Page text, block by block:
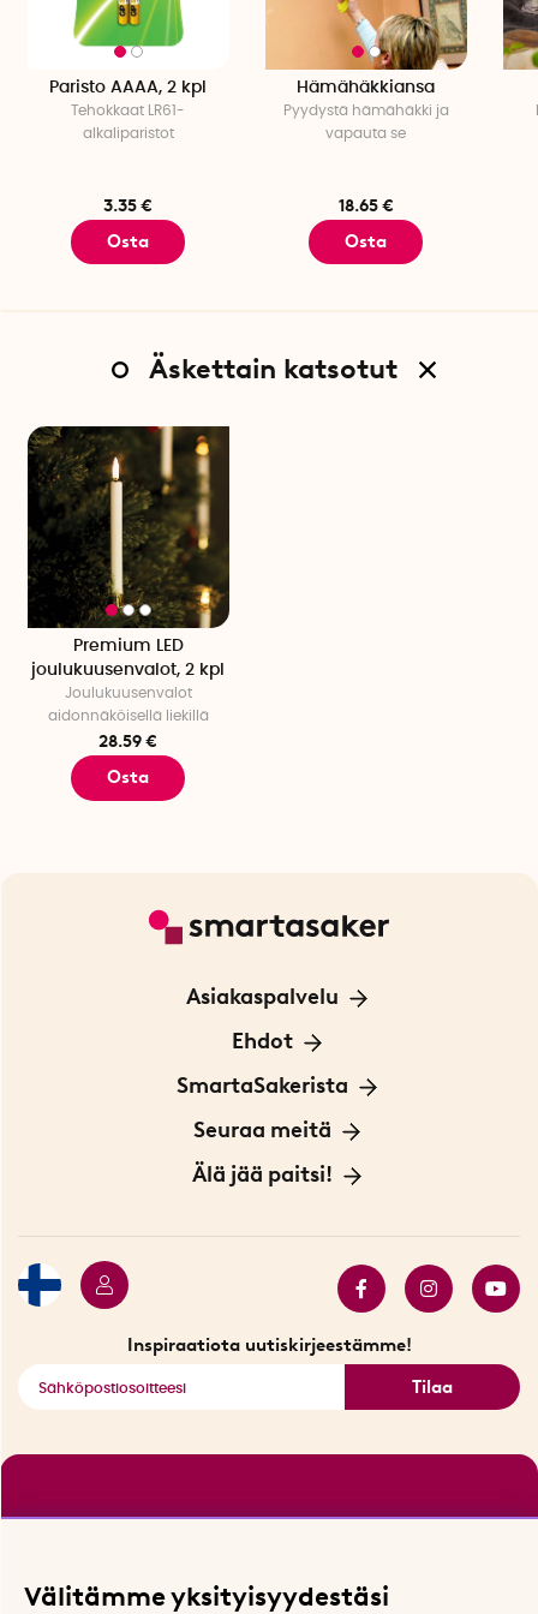
Paristo AAAA, 2 kpl
Tehokkaat LR61-
alkaliparistot
3.35 €
Osta
Hämähäkkiansa
Pyydystä hämähäkki ja
vapauta se
18.65 €
Osta
Äskettain katsotut
Premium LED
joulukuusenvalot, 2 kpl
Joulukuusenvalot
aidonnäköisellä liekillä
28.59 €
Osta
Asiakaspalvelu
Ota yhteyttä
Ehdot
Tietoa evästeistä
Yksityisyydensuoja
Sopimusehdot
SmartaSakerista
Meistä
Myymälä Tukholmassa
Seuraa meitä
Innovaattoriblogi
Älä jää paitsi!
Inspiraatiota uutiskirjeestämme!
Tilaa
Välitämme yksityisyydestäsi